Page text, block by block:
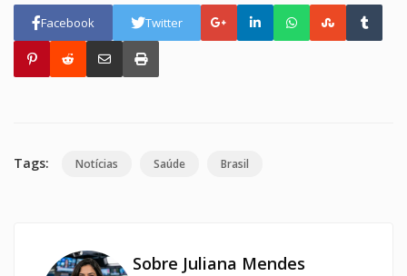
Facebook Twitter
Tags: Notícias Saúde Brasil
Sobre Juliana Mendes